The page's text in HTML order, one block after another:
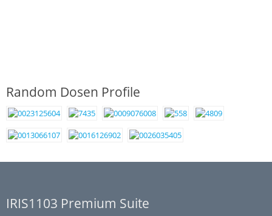
Random Dosen Profile
IRIS1103 Premium Suite